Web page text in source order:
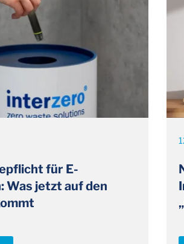
für E-
Was jetzt auf den